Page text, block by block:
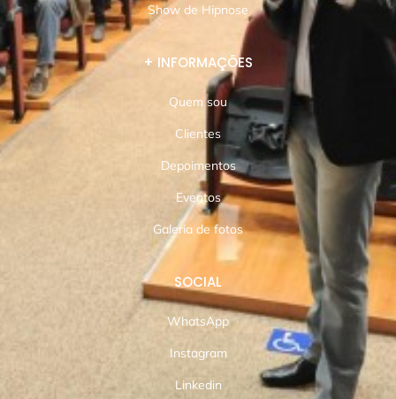
Show de Hipnose
+ INFORMAÇÕES
Quem sou
Clientes
Depoimentos
Eventos
Galeria de fotos
SOCIAL
WhatsApp
Instagram
Linkedin